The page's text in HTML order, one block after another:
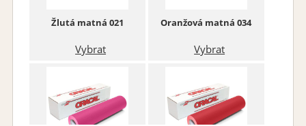
Žlutá matná 021
Vybrat
Oranžová matná 034
Vybrat